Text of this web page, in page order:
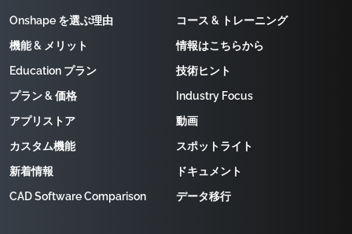
Onshape を選ぶ理由
機能 & メリット
Education プラン
プラン & 価格
アプリストア
カスタム機能
新着情報
CAD Software Comparison
コース & トレーニング
情報はこちらから
技術ヒント
Industry Focus
動画
スポットライト
ドキュメント
データ移行